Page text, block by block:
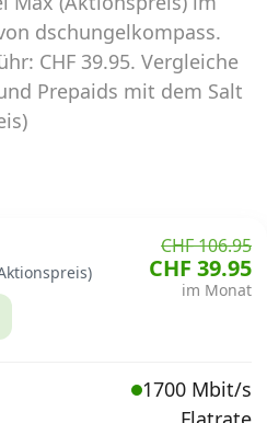
und Smart
Abo
im neuen Design
Schweiz
abfragen
dschungelkompass.
CHF 39.95. Vergleiche
Prepaids mit dem Salt
CHF 106.95
CHF 39.95
im Monat
1700 Mbit/s